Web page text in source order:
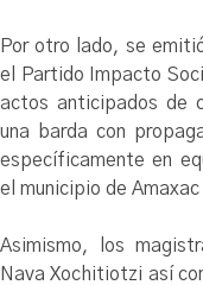
Por otro lado, se
el Partido Impacto
actos anticipados de
una barda con
específicamente en
el municipio de Amaxac
Asimismo, los
Nava Xochitiotzi así